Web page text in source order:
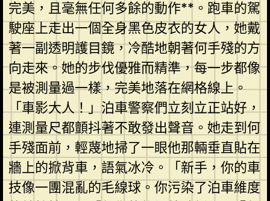
完美，且毫無任何多餘的動作**。跑車的駕
駛座上走出一個全身黑色皮衣的女人，她戴
著一副透明護目鏡，冷酷地朝著何手殘的方
向走來。她的步伐優雅而精準，每一步都像
是被測量過一樣，完美地落在網格線上。
「車影大人！」泊車警察們立刻立正站好，
連測量尺都顫抖著不敢發出聲音。她走到何
手殘面前，輕蔑地掃了一眼他那輛垂直貼在
牆上的掀背車，語氣冰冷。「新手，你的車
技像一團混亂的毛線球。你污染了泊車維度